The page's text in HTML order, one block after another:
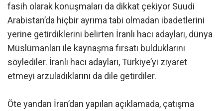
fasih olarak konuşmaları da dikkat çekiyor Suudi
Arabistan’da hiçbir ayrıma tabi olmadan ibadetlerini
yerine getirdiklerini belirten İranlı hacı adayları, dünya
Müslümanları ile kaynaşma fırsatı bulduklarını
söylediler. İranlı hacı adayları, Türkiye’yi ziyaret
etmeyi arzuladıklarını da dile getirdiler.
Öte yandan İran’dan yapılan açıklamada, çatışma